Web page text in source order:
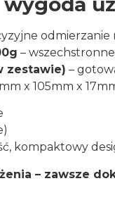
odmierzanie
–
zestawie) –
x 105mm x
kompaktowy
– zawsze